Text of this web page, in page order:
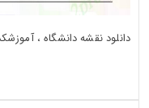
دانلود نقشه دانشگاه ،